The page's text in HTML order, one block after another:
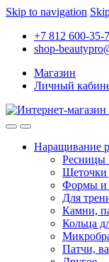
Skip to navigation
+7 812 600-35-
shop-
Магазин
Личный
Наращивание
Щеточки
Формы и
Для
Камни,
Кольца
Патчи,